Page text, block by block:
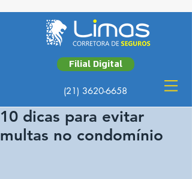
Filial Digital
(21) 3620-6658
10 dicas para evitar
multas no condomínio